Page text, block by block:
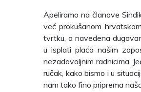
Apeliramo na članove
već prokušanom
tvrtku, a navedena
u isplati plaća našim
nezadovoljnim radnicima.
ručak, kako bismo i u
nam tako fino priprema